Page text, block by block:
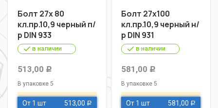
Болт 27х 80
кл.пр.10,9 черный п/
р DIN 933
в наличии
513,00 Р
В упаковке 5
От 1 шт 513,00 Р
Болт 27х100
кл.пр.10,9 черный н/
р DIN 931
в наличии
581,00 Р
В упаковке 5
От 1 шт 581,00 Р